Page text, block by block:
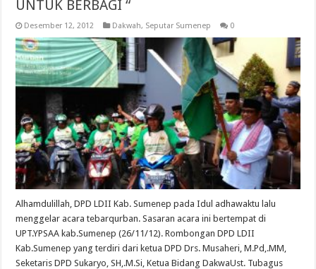
UNTUK BERBAGI “
Desember 12, 2012 Dakwah, Seputar Sumenep 0
Alhamdulillah, DPD LDII Kab. Sumenep pada Idul adhawaktu lalu
menggelar acara tebarqurban. Sasaran acara ini bertempat di
UPT.YPSAA kab.Sumenep (26/11/12). Rombongan DPD LDII
Kab.Sumenep yang terdiri dari ketua DPD Drs. Musaheri, M.Pd,.MM,
Seketaris DPD Sukaryo, SH,.M.Si, Ketua Bidang DakwaUst. Tubagus